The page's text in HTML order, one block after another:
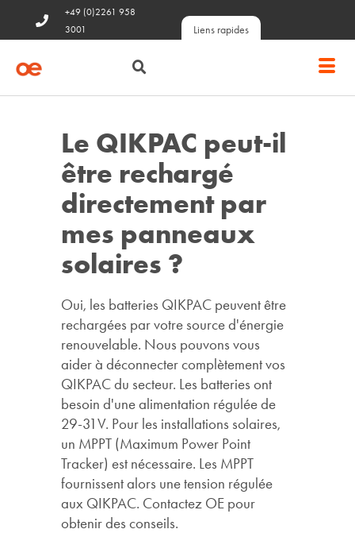
+49 (0)2261 958
3001
Liens rapides
Le QIKPAC peut-il
être rechargé
directement par
mes panneaux
solaires ?
Oui, les batteries QIKPAC peuvent être
rechargées par votre source d'énergie
renouvelable. Nous pouvons vous
aider à déconnecter complètement vos
QIKPAC du secteur. Les batteries ont
besoin d'une alimentation régulée de
29-31V. Pour les installations solaires,
un MPPT (Maximum Power Point
Tracker) est nécessaire. Les MPPT
fournissent alors une tension régulée
aux QIKPAC. Contactez OE pour
obtenir des conseils.